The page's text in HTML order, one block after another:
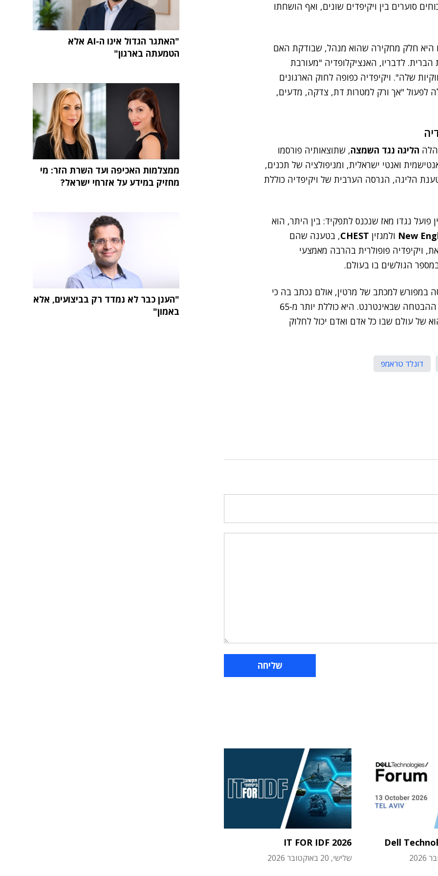
סוערים בין ויקיפדים שונים, ואף הושחתו
היא חלק מחקירה שהוא מנהל, שבודקת האם
לדבריו, האנציקלופדיה "מעורבת
שלה". ויקיפדיה כפופה לחוק הארגונים
לפעול "אך ורק למטרות דת, צדקה, מדעים,
הליגה נגד השמצה, שתוצאותיה פורסמו
ואנטי ישראלית, ומניפולציה של תכנים,
הליגה, הגרסה הערבית של ויקיפדיה כוללת
נגדו מאז שנכנס לתפקיד: בין היתר, הוא
New ולמגזין CHEST, בטענה שהם
ויקיפדיה פופולרית בהרבה מאמצעי
הגולשים בו בעולם.
במפורש למכתב של מרטין, אולם נכתב בה כי
"ויקיפדיה היא אחד המקומות האחרונים שממלאים אחר ההבטחה שבאינטרנט. היא כוללת יותר מ-65
של עולם שבו כל אדם ואדם יכול לחלוק
דונלד טראמפ
Dell
IT FOR IDF 2026
שלישי, 20 באוקטובר 2026
"האתגר הגדול אינו ה-AI אלא
הטמעתה בארגון"
ממצלמות האכיפה ועד השרת הזר: מי
מחזיק במידע על אזרחי ישראל?
"הענן כבר לא נמדד רק בביצועים, אלא
באמון"